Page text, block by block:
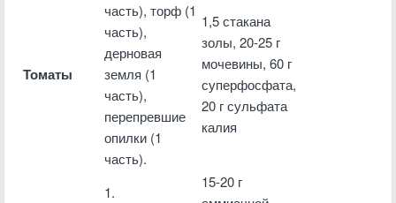
Томаты
часть), торф (1
часть),
дерновая
земля (1
часть),
перепревшие
опилки (1
часть).
1,5 стакана
золы, 20-25 г
мочевины, 60 г
суперфосфата,
20 г сульфата
калия
1.
15-20 г